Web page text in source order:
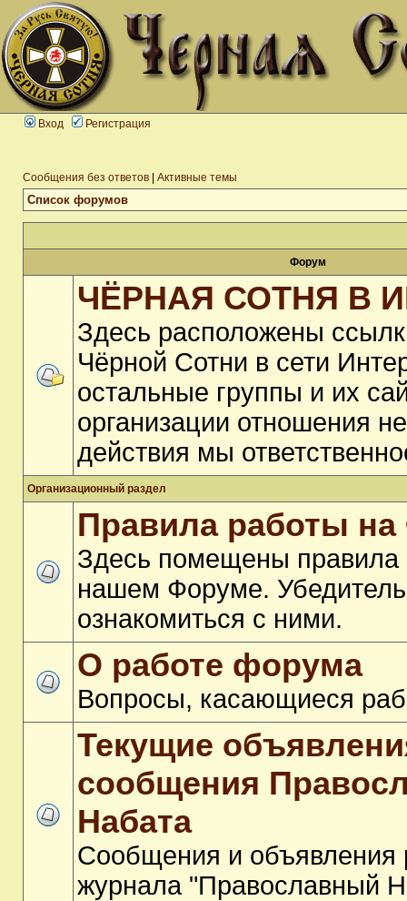
Вход Регистрация
Сообщения без ответов Активные темы
Список форумов
Форум
ЧЁРНАЯ СОТНЯ В
Здесь расположены
Чёрной Сотни в сети
остальные группы и их
организации отношения
действия мы
Организационный раздел
Правила работы
Здесь помещены правила
нашем Форуме.
ознакомиться с ними.
О работе форума
Вопросы, касающиеся
Текущие
сообщения
Набата
Сообщения и объявления
журнала "Православный